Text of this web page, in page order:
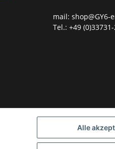
Alle
mail: shop@GY6-
Tel.: +49